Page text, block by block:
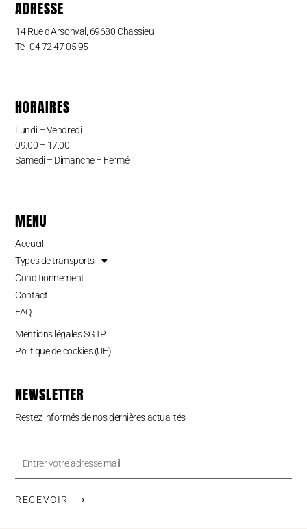
ADRESSE
14 Rue d’Arsonval, 69680 Chassieu
Tel: 04 72 47 05 95
HORAIRES
Lundi – Vendredi
09:00 – 17:00
Samedi – Dimanche – Fermé
MENU
Accueil
Types de transports
Conditionnement
Contact
FAQ
Mentions légales SGTP
Politique de cookies (UE)
NEWSLETTER
Restez informés de nos dernières actualités
mail
RECEVOIR ⟶